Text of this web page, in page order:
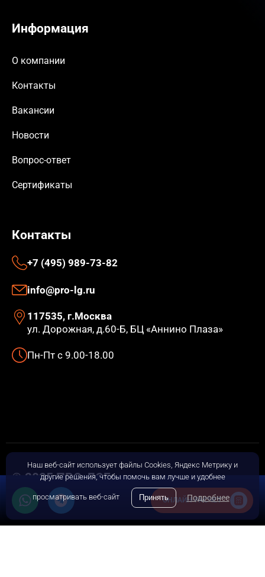
ОНЛАЙН-РАСЧЕТ
Информация
О компании
Контакты
Вакансии
Новости
Вопрос-ответ
Сертификаты
Контакты
+7 (495) 989-73-82
info@pro-lg.ru
117535, г.Москва
ул. Дорожная, д.60-Б, БЦ «Аннино Плаза»
Пн-Пт с 9.00-18.00
© 2025 ПРО-ЛОГ
Политика конфиденциальности
Пользовательское соглашение
Наш веб-сайт использует файлы Cookies, Яндекс Метрику и
другие решения, чтобы помочь вам лучше и удобнее
просматривать веб-сайт Принять Подробнее